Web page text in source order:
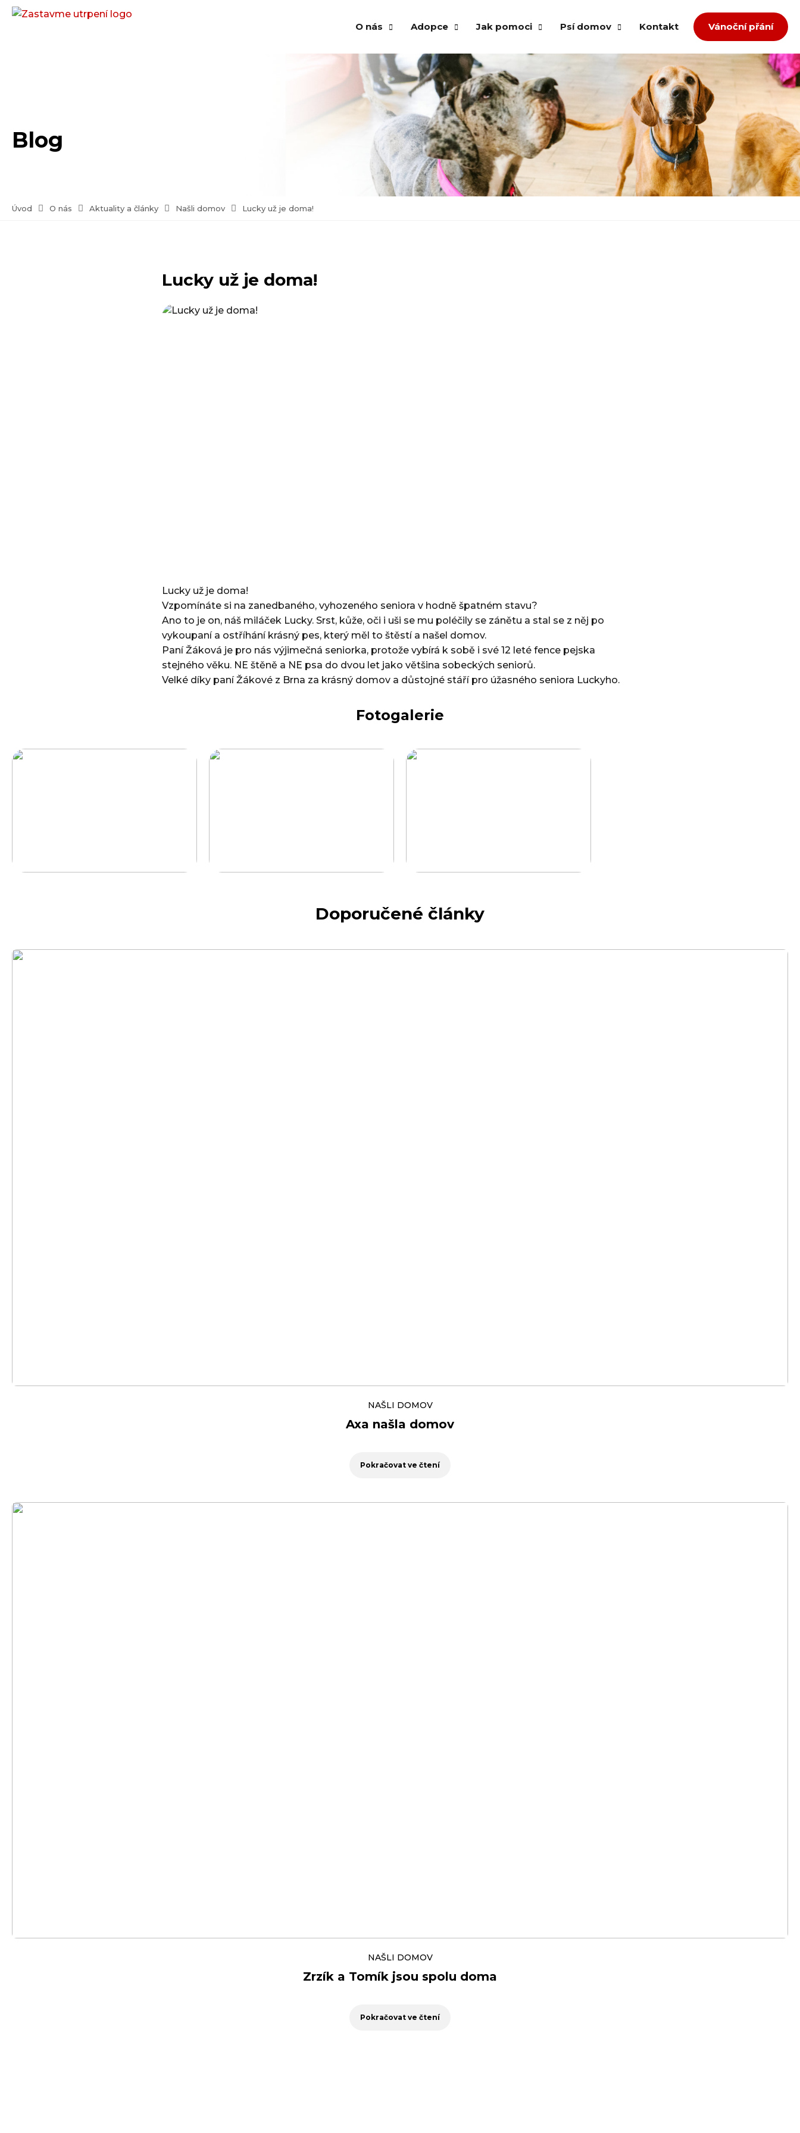
O nás
O spolku
Několik vět zakladatelek
Aktuality a články
Našli domov
Vzpomínáme
Virtuální adopce
Výroční zpráva
Adopce
Psi k adopci
Kočky k adopci
Virtuální adopce
Dočasná péče
Našli domov
Vzpomínáme
Jak pomoci
Vánoční strom splněných přání
Venčení psů
Kampaň Anděl
Adopce
Virtuální adopce
Finanční příspěvek
Psí domov
Případ množíren
Případ agrese
Přestavba
Týrání a zanedbaná péče
Zlepšení podmínek
Převzetí neumístitelných z útulku
Kontakt Vánoční přání
Blog
Úvod O nás Aktuality a články Našli domov Lucky už je doma!
Lucky už je doma!
Lucky už je doma!
Vzpomínáte si na zanedbaného, vyhozeného seniora v hodně špatném stavu?
Ano to je on, náš miláček Lucky. Srst, kůže, oči i uši se mu poléčily se zánětu a stal se z něj po
vykoupaní a ostříhání krásný pes, který měl to štěstí a našel domov.
Paní Žáková je pro nás výjimečná seniorka, protože vybírá k sobě i své 12 leté fence pejska
stejného věku. NE štěně a NE psa do dvou let jako většina sobeckých seniorů.
Velké díky paní Žákové z Brna za krásný domov a důstojné stáří pro úžasného seniora Luckyho.
Fotogalerie
Doporučené články
NAŠLI DOMOV
Axa našla domov
Pokračovat ve čtení
NAŠLI DOMOV
Zrzík a Tomík jsou spolu doma
Pokračovat ve čtení